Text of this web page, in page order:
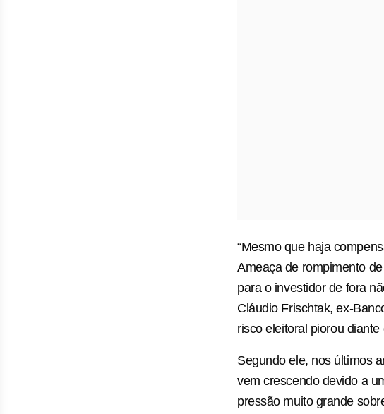
“Mesmo que haja
Ameaça de rompimento
para o investidor de fora
Cláudio Frischtak, ex-
risco eleitoral piorou
Segundo ele, nos últimos
vem crescendo devido a
pressão muito grande